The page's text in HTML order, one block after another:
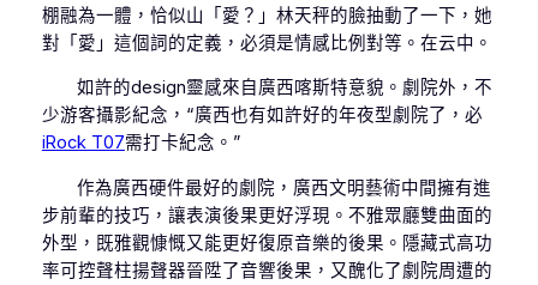
棚融為一體，恰似山「愛？」林天秤的臉抽動了一下，她
對「愛」這個詞的定義，必須是情感比例對等。在云中。
如許的design靈感來自廣西喀斯特意貌。劇院外，不
少游客攝影紀念，“廣西也有如許好的年夜型劇院了，必
iRock T07需打卡紀念。”
作為廣西硬件最好的劇院，廣西文明藝術中間擁有進
步前輩的技巧，讓表演後果更好浮現。不雅眾廳雙曲面的
外型，既雅觀慷慨又能更好復原音樂的後果。隱藏式高功
率可控聲柱揚聲器晉陞了音響後果，又醜化了劇院周遭的